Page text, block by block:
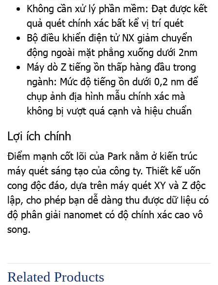
Không cần xử lý phần mềm: Đạt được kết
quả quét chính xác bất kể vị trí quét
Bộ điều khiển điện tử NX giảm chuyển
động ngoài mặt phẳng xuống dưới 2nm
Máy dò Z tiếng ồn thấp hàng đầu trong
ngành: Mức độ tiếng ồn dưới 0,2 nm để
chụp ảnh địa hình mẫu chính xác mà
không bị vượt quá cạnh và hiệu chuẩn
Lợi ích chính
Điểm mạnh cốt lõi của Park nằm ở kiến ​​trúc
máy quét sáng tạo của công ty. Thiết kế uốn
cong độc đáo, dựa trên máy quét XY và Z độc
lập, cho phép bạn dễ dàng thu được dữ liệu có
độ phân giải nanomet có độ chính xác cao vô
song.
Related Products